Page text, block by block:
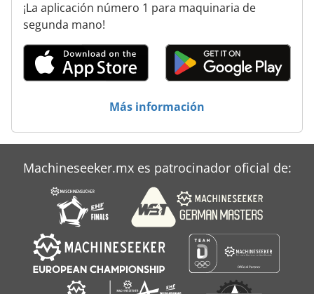
¡La aplicación número 1 para maquinaria de
segunda mano!
Más información
Machineseeker.mx es patrocinador oficial de: